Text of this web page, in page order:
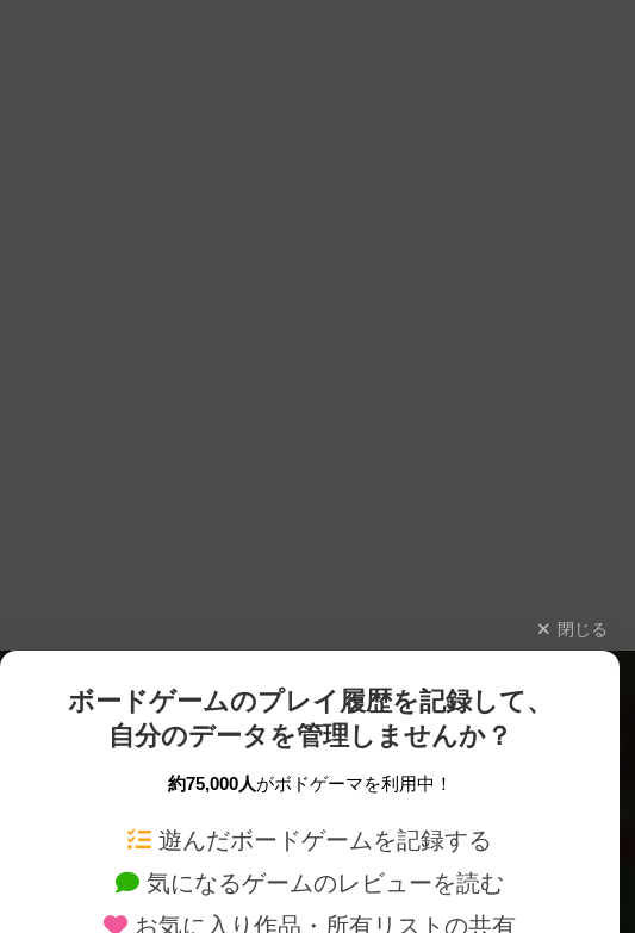
閉じる
ボードゲームのプレイ履歴を記録して、
自分のデータを管理しませんか？
約75,000人がボドゲーマを利用中！
遊んだボードゲームを記録する
気になるゲームのレビューを読む
お気に入り作品・所有リストの共有
ボードゲームを検索する 新作・再入荷情報